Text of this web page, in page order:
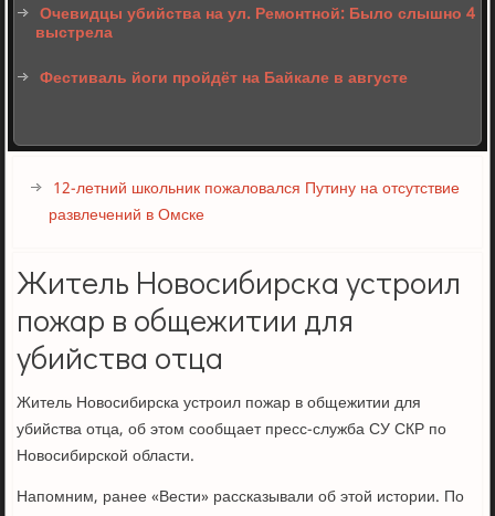
Очевидцы убийства на ул. Ремонтной: Было слышно 4
выстрела
Фестиваль йоги пройдёт на Байкале в августе
12-летний школьник пожаловался Путину на отсутствие
развлечений в Омске
Житель Новосибирска устроил
пожар в общежитии для
убийства отца
Житель Новосибирска устроил пожар в общежитии для
убийства отца, об этом сообщает пресс-служба СУ СКР по
Новосибирской области.
Напомним, ранее «Вести» рассказывали об этой истории. По